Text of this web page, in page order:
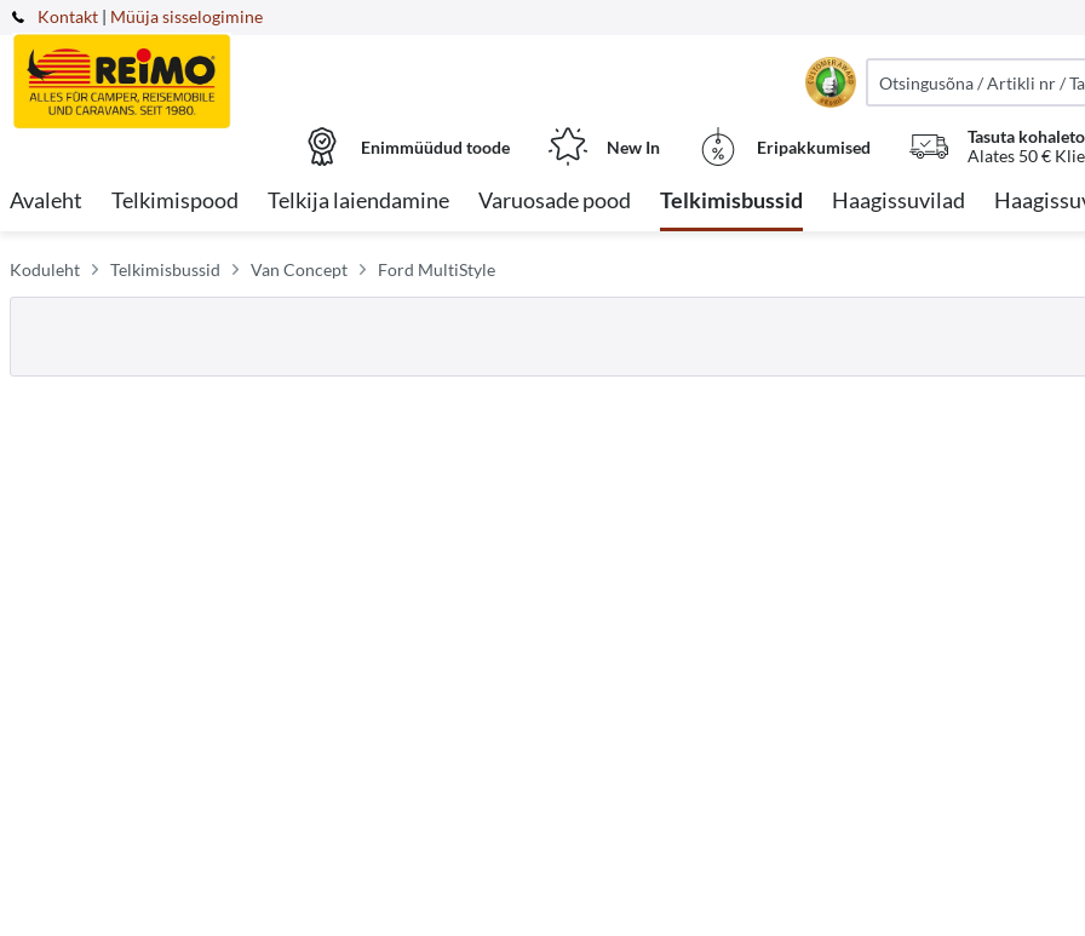
Kontakt | Müüja sisselogimine
Enimmüüdud toode New In Eripakkumised
Tasuta
Alates 50 €
Avaleht Telkimispood Telkija laiendamine Varuosade pood Telkimisbussid Haagissuvilad
Koduleht Telkimisbussid Van Concept Ford MultiStyle